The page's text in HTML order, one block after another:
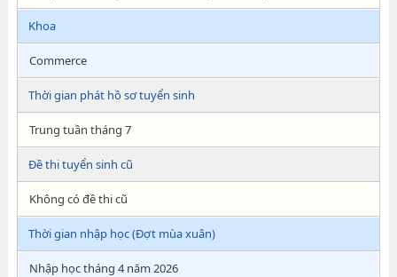
Khoa
Commerce
Thời gian phát hồ sơ tuyển sinh
Trung tuần tháng 7
Đề thi tuyển sinh cũ
Không có đề thi cũ
Thời gian nhập học (Đợt mùa xuân)
Nhập học tháng 4 năm 2026